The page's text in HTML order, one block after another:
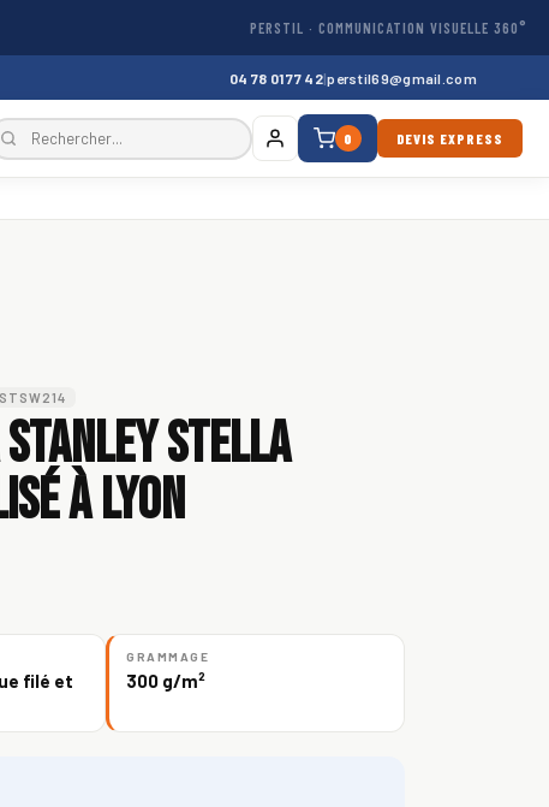
PERSTIL · COMMUNICATION VISUELLE 360°
04 78 01 77 42|perstil69@gmail.com
0 DEVIS EXPRESS
Stella
à Lyon
filé et
GRAMMAGE
300 g/m²